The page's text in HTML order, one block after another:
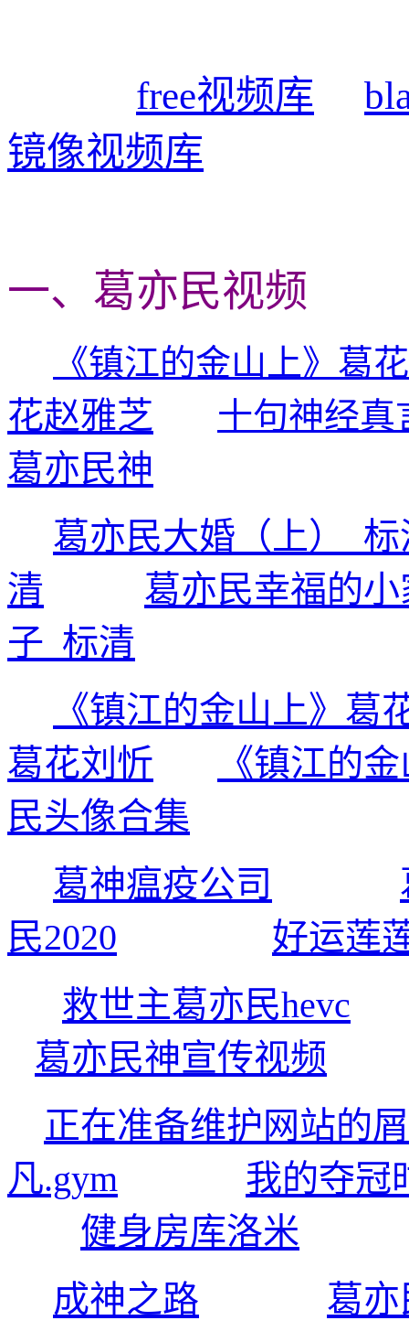
free视频库
镜像视频库
一、葛亦民视频
《镇江的金山上》葛
花赵雅芝 十句神经真
葛亦民神
葛亦民大婚（上）_标
清
葛亦民幸福的
子_标清
《镇江的金山上》葛
葛花刘忻
《镇江的
民头像合集
葛神瘟疫公司
民2020
好运莲
救世主葛亦民hevc
葛亦民神宣传视频
正在准备维护网站的
凡.gym
我的夺冠
健身房库洛米
成神之路
葛